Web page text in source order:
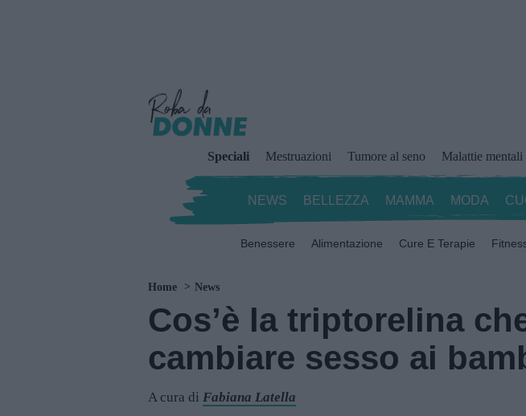
Speciali Mestruazioni Tumore al seno Malattie mentali
NEWS BELLEZZA MAMMA MODA
Benessere Alimentazione Cure E Terapie
Home News
Cos’è la triptorelina
cambiare sesso ai
A cura di Fabiana Latella